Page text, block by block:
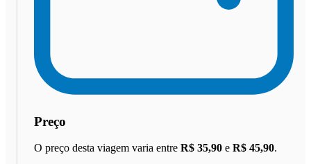
Preço
O preço desta viagem varia entre R$ 35,90 e R$ 45,90.